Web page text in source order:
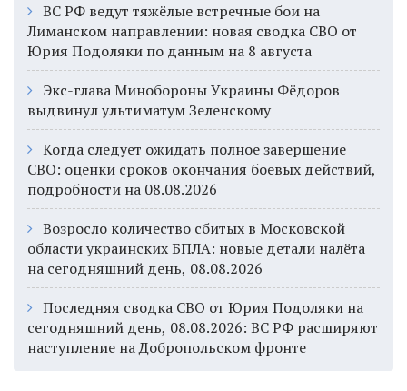
ВС РФ ведут тяжёлые встречные бои на
Лиманском направлении: новая сводка СВО от
Юрия Подоляки по данным на 8 августа
Экс-глава Минобороны Украины Фёдоров
выдвинул ультиматум Зеленскому
Когда следует ожидать полное завершение
СВО: оценки сроков окончания боевых действий,
подробности на 08.08.2026
Возросло количество сбитых в Московской
области украинских БПЛА: новые детали налёта
на сегодняшний день, 08.08.2026
Последняя сводка СВО от Юрия Подоляки на
сегодняшний день, 08.08.2026: ВС РФ расширяют
наступление на Добропольском фронте